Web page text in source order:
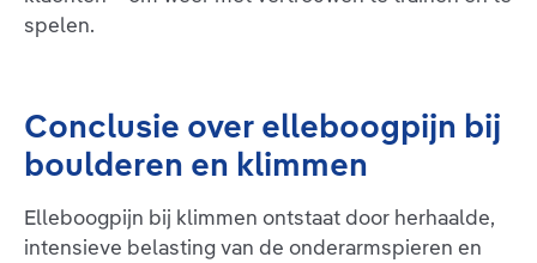
spelen.
Conclusie over elleboogpijn bij
boulderen en klimmen
Elleboogpijn bij klimmen ontstaat door herhaalde,
intensieve belasting van de onderarmspieren en